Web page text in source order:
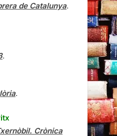
de Catalunya.
.
.
Crònica